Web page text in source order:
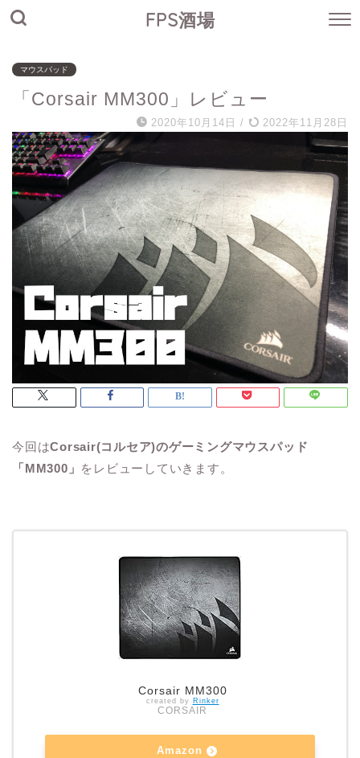
FPS酒場
マウスパッド
「Corsair MM300」レビュー
2020年10月14日 / 2022年11月28日
今回はCorsair(コルセア)のゲーミングマウスパッド
「MM300」 をレビューしていきます。
Corsair MM300
created by Rinker
CORSAIR
Amazon